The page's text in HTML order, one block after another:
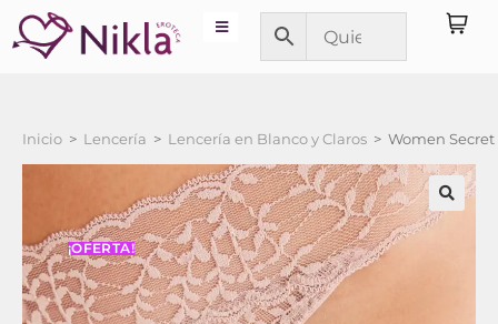
Inicio > Lencería > Lencería en Blanco y Claros > Women Secret
¡OFERTA!